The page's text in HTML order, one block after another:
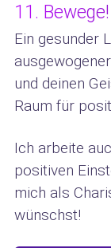
11. Bewege!
Ein gesunder
und deinen
Raum für
Ich arbeite
positiven
mich als
wünschst!